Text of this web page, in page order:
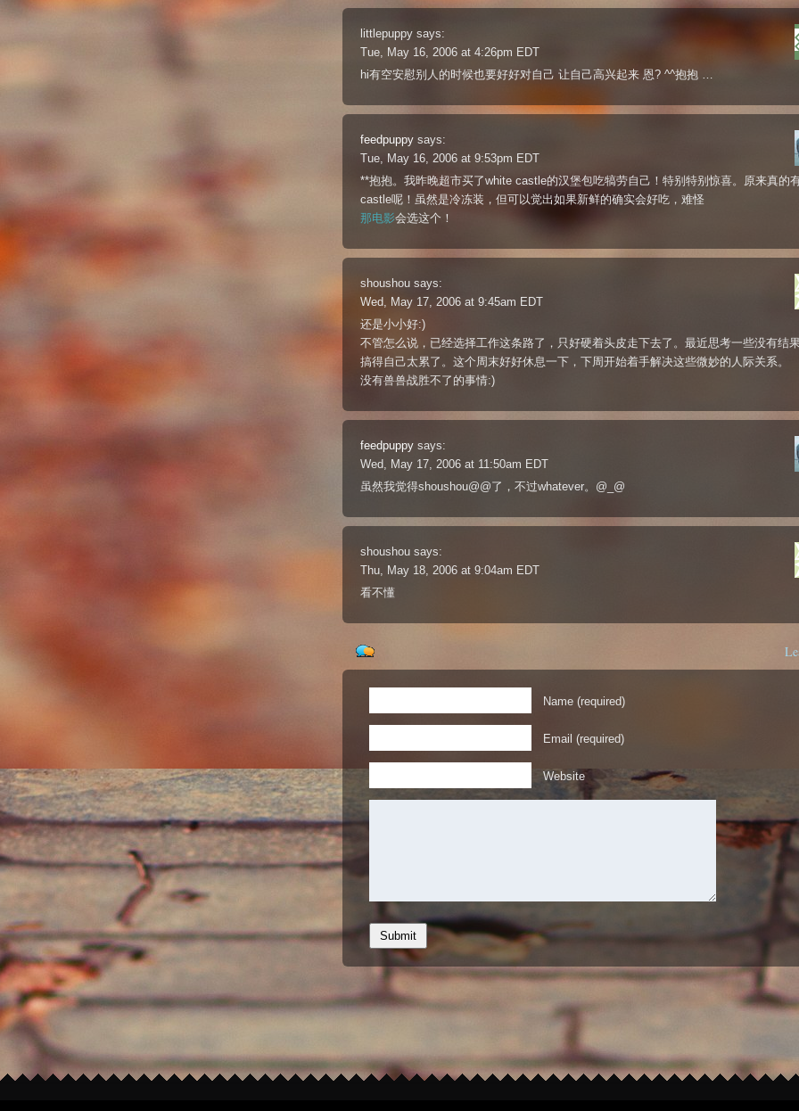
littlepuppy says:
Tue, May 16, 2006 at 4:26pm EDT
hi有空安慰别人的时候也要好好对自己 让自己高兴起来 恩? ^^抱抱 …
feedpuppy says:
Tue, May 16, 2006 at 9:53pm EDT
**抱抱。我昨晚超市买了white castle的汉堡包吃犒劳自己！特别特别惊喜。原来真的
castle呢！虽然是冷冻装，但可以觉出如果新鲜的确实会好吃，难怪
那电影会选这个！
shoushou says:
Wed, May 17, 2006 at 9:45am EDT
还是小小好:)
不管怎么说，已经选择工作这条路了，只好硬着头皮走下去了。最近思考一些没有结
搞得自己太累了。这个周末好好休息一下，下周开始着手解决这些微妙的人际关系。
没有兽兽战胜不了的事情:)
feedpuppy says:
Wed, May 17, 2006 at 11:50am EDT
虽然我觉得shoushou@@了，不过whatever。@_@
shoushou says:
Thu, May 18, 2006 at 9:04am EDT
看不懂
Name (required)
Email (required)
Website